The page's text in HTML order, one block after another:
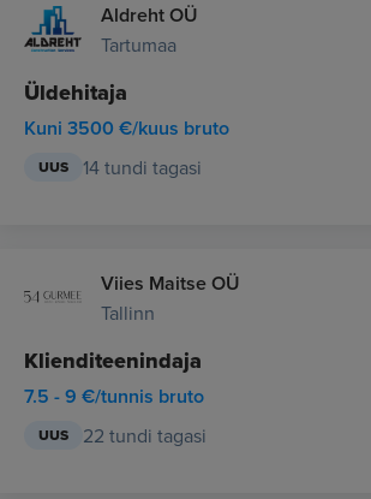
Aldreht OÜ
Tartumaa
Üldehitaja
Kuni 3500 €/kuus bruto
UUS 14 tundi tagasi
Viies Maitse OÜ
Tallinn
Klienditeenindaja
7.5 - 9 €/tunnis bruto
UUS 22 tundi tagasi